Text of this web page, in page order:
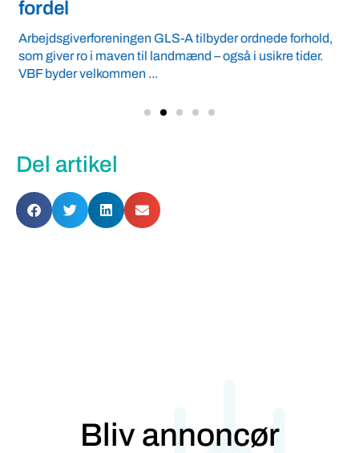
fordel
Arbejdsgiverforeningen GLS-A tilbyder ordnede forhold,
som giver ro i maven til landmænd – også i usikre tider.
VBF byder velkommen ...
Del artikel
Bliv annoncør